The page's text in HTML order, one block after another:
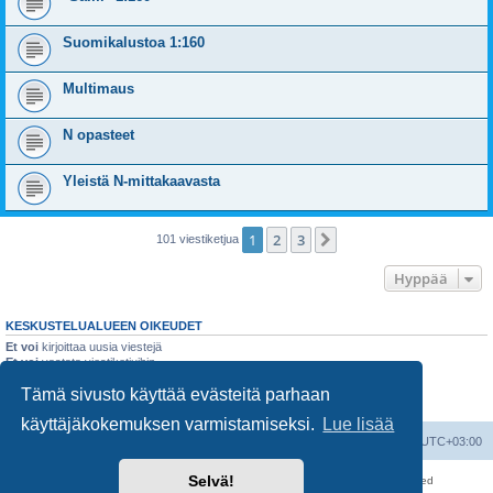
Tämä sivusto käyttää evästeitä parhaan
käyttäjäkokemuksen varmistamiseksi.
Lue lisää
Selvä!
Suomikalustoa 1:160
Multimaus
N opasteet
Yleistä N-mittakaavasta
101 viestiketjua 1 2 3
Hyppää
KESKUSTELUALUEEN OIKEUDET
Et voi kirjoittaa uusia viestejä
Et voivastata viestiketjuihin
Et voipoistaa omia viestejäsi
lähettää liitetiedostoja
UTC+03:00
Keskustelufoorumin ohjelmistophpBB ® Forum Software © phpBB Limited